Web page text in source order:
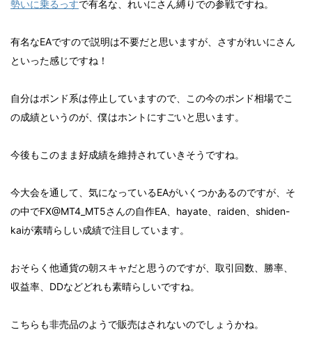
勢いに乗るっすで有名な、れいにさん縛りでの参戦ですね。
有名なEAですので説明は不要だと思いますが、さすがれいにさん
といった感じですね！
自分はポンド系は停止していますので、この今のポンド相場でこ
の成績というのが、僕はホントにすごいと思います。
今後もこのまま好成績を維持されていきそうですね。
今大会を通して、気になっているEAがいくつかあるのですが、そ
の中でFX@MT4_MT5さんの自作EA、hayate、raiden、shiden-
kaiが素晴らしい成績で注目しています。
おそらく他通貨の朝スキャだと思うのですが、取引回数、勝率、
収益率、DDなどどれも素晴らしいですね。
こちらも非売品のようで販売はされないのでしょうかね。